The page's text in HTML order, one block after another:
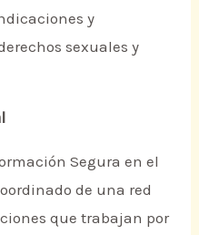
y
sexuales y
Segura en el
de una red
que trabajan por